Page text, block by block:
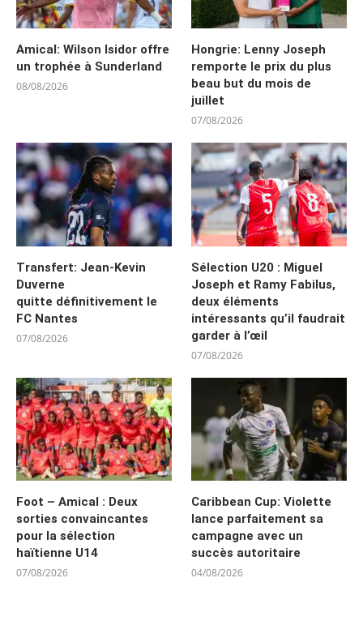
Amical: Wilson Isidor offre
un trophée à Sunderland
08/08/2026
Hongrie: Lenny Joseph
remporte le prix du plus
beau but du mois de
juillet
07/08/2026
Transfert: Jean-Kevin
Duverne
quitte définitivement le
FC Nantes
07/08/2026
Sélection U20 : Miguel
Joseph et Ramy Fabilus,
deux éléments
intéressants qu’il faudrait
garder à l’œil
07/08/2026
Foot – Amical : Deux
sorties convaincantes
pour la sélection
haïtienne U14
07/08/2026
Caribbean Cup: Violette
lance parfaitement sa
campagne avec un
succès autoritaire
04/08/2026